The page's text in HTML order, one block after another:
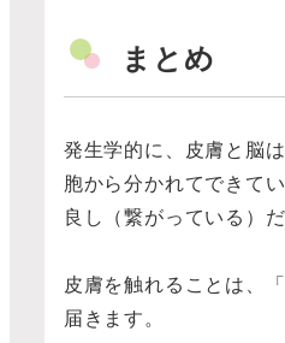
まとめ
発生学的に、皮膚と脳
胞から分かれてできて
良し（繋がっている）
皮膚を触れることは、
届きます。